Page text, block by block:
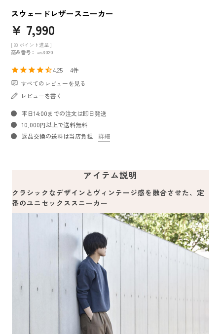
スウェードレザースニーカー
¥ 7,990
[ 80 ポイント進呈 ]
商品番号
as3020
4.25
4
すべてのレビューを見る
レビューを書く
平日14:00までの注文は即日発送
10,000円以上で送料無料
返品交換の送料は当店負担
詳細
アイテム説明
クラシックなデザインとヴィンテージ感を融合させた、定
番のユニセックススニーカー